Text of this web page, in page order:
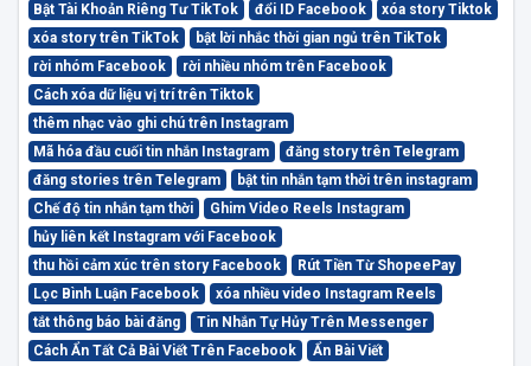
Bật Tài Khoản Riêng Tư TikTok
đổi ID Facebook
xóa story Tiktok
xóa story trên TikTok
bật lời nhắc thời gian ngủ trên TikTok
rời nhóm Facebook
rời nhiều nhóm trên Facebook
Cách xóa dữ liệu vị trí trên Tiktok
thêm nhạc vào ghi chú trên Instagram
Mã hóa đầu cuối tin nhắn Instagram
đăng story trên Telegram
đăng stories trên Telegram
bật tin nhắn tạm thời trên instagram
Chế độ tin nhắn tạm thời
Ghim Video Reels Instagram
hủy liên kết Instagram với Facebook
thu hồi cảm xúc trên story Facebook
Rút Tiền Từ ShopeePay
Lọc Bình Luận Facebook
xóa nhiều video Instagram Reels
tắt thông báo bài đăng
Tin Nhắn Tự Hủy Trên Messenger
Cách Ẩn Tất Cả Bài Viết Trên Facebook
Ẩn Bài Viết